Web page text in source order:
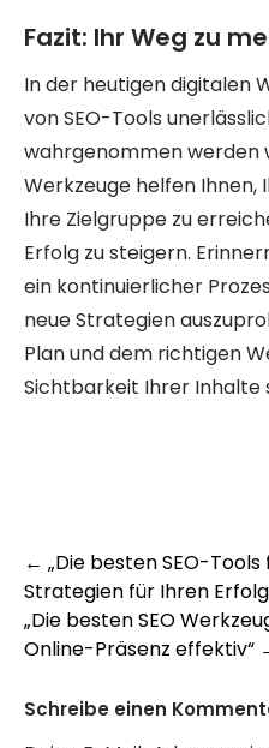
Fazit: Ihr Weg zu
In der heutigen digitalen
von SEO-Tools
wahrgenommen werden
Werkzeuge helfen Ihnen,
Ihre Zielgruppe zu
Erfolg zu steigern.
ein kontinuierlicher
neue Strategien
Plan und dem richtigen
Sichtbarkeit Ihrer Inhalte
Post
navigation
← „Die besten SEO-
Strategien für Ihren
„Die besten SEO
Online-Präsenz effektiv“
Schreibe einen